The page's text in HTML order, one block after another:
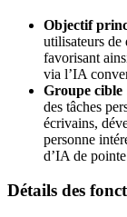
Objectif
utilisateurs de
favorisant
via l’IA
Groupe cible
des tâches
écrivains,
personne
d’IA de
Détails des